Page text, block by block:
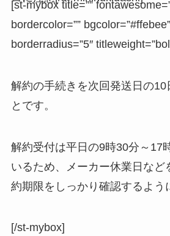
[st-mybox title=””
bordercolor=””
borderradius=”5″
解約の手続きを次回発送日の10
とです。
解約受付は平日の9時30分～17
いるため、メーカー休業日など
約期限をしっかり確認するよう
[/st-mybox]